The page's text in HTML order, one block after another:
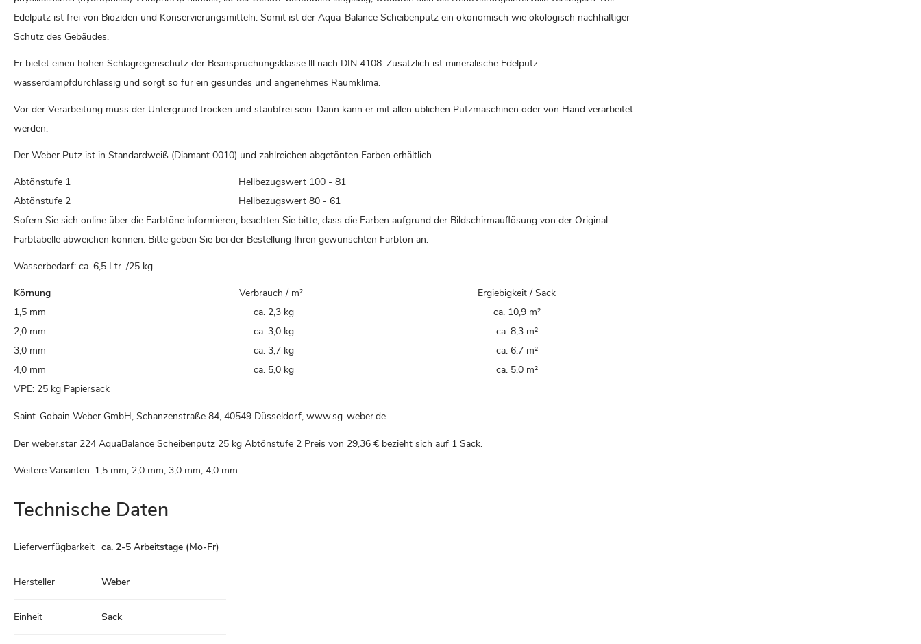
Edelputz ist frei von Bioziden und Konservierungsmitteln. Somit ist der Aqua-Balance Scheibenputz ein ökonomisch wie ökologisch nachhaltiger
Schutz des Gebäudes.
Er bietet einen hohen Schlagregenschutz der Beanspruchungsklasse lll nach DIN 4108. Zusätzlich ist mineralische Edelputz
wasserdampfdurchlässig und sorgt so für ein gesundes und angenehmes Raumklima.
Vor der Verarbeitung muss der Untergrund trocken und staubfrei sein. Dann kann er mit allen üblichen Putzmaschinen oder von Hand verarbeitet
werden.
Der Weber Putz ist in Standardweiß (Diamant 0010) und zahlreichen abgetönten Farben erhältlich.
Abtönstufe 1
Hellbezugswert 100 - 81
Abtönstufe 2
Hellbezugswert 80 - 61
Sofern Sie sich online über die Farbtöne informieren, beachten Sie bitte, dass die Farben aufgrund der Bildschirmauflösung von der Original-
Farbtabelle abweichen können. Bitte geben Sie bei der Bestellung Ihren gewünschten Farbton an.
Wasserbedarf: ca. 6,5 Ltr. /25 kg
Körnung Verbrauch / m²
Ergiebigkeit / Sack
1,5 mm
ca. 2,3 kg
ca. 10,9 m²
2,0 mm
ca. 3,0 kg
ca. 8,3 m²
3,0 mm
ca. 3,7 kg
ca. 6,7 m²
4,0 mm
ca. 5,0 kg
ca. 5,0 m²
VPE: 25 kg Papiersack
Saint-Gobain Weber GmbH, Schanzenstraße 84, 40549 Düsseldorf, www.sg-weber.de
Der weber.star 224 AquaBalance Scheibenputz 25 kg Abtönstufe 2 Preis von 29,36 € bezieht sich auf 1 Sack.
Weitere Varianten: 1,5 mm, 2,0 mm, 3,0 mm, 4,0 mm
Technische Daten
Daten
Lieferverfügbarkeit ca. 2-5 Arbeitstage (Mo-Fr)
Hersteller Weber
Einheit Sack